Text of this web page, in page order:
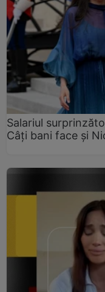
Salariul
Câţi bani face şi